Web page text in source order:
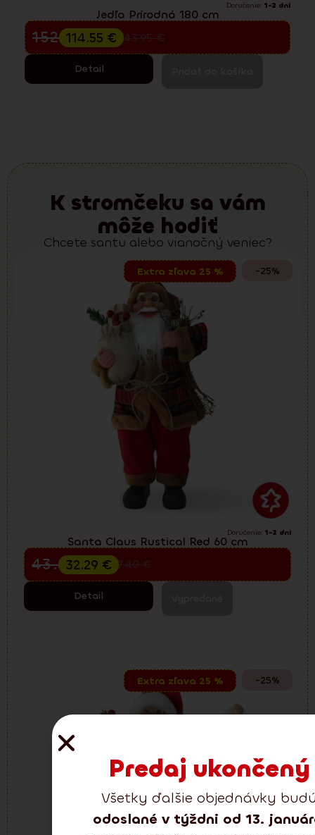
Doručenie: 1-2 dni
Jedľa Prírodná 180 cm
Predvianočný výpredaj
243.95
152.73€
114.55 €
Detail
K stromčeku sa vám
môže hodiť
Chcete santu alebo vianočný veniec?
-25%
Extra zľava 25 %
Doručenie: 1-2 dni
Santa Claus Rustical Red 60 cm
Predvianočný výpredaj
57.40
43.05€
32.29 €
Detail
-25%
Extra zľava 25 %
Predaj ukončený
Všetky ďalšie objednávky
odoslané v týždni od 13.